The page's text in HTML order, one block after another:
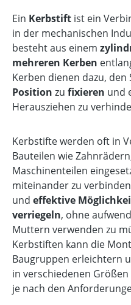
Ein Kerbstift ist ein
in der mechanischen
besteht aus einem
mehreren Kerben
Kerben dienen dazu,
Position zu fixieren und
Herausziehen zu
Kerbstifte werden oft in
Bauteilen wie
Maschinenteilen
miteinander zu
und effektive
verriegeln, ohne
Muttern verwenden zu
Kerbstiften kann die
Baugruppen erleichtern
in verschiedenen
je nach den